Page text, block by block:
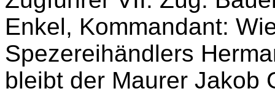
Enkel, Kommandant:
Spezereihändlers
bleibt der Maurer Jakob